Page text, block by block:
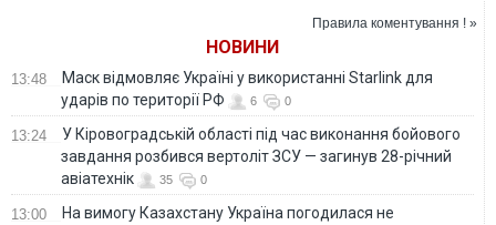
Правила коментування ! »
НОВИНИ
13:48
Маск відмовляє Україні у використанні Starlink для
ударів по території РФ
6 0
13:24
У Кіровоградській області під час виконання бойового
завдання розбився вертоліт ЗСУ — загинув 28-річний
авіатехнік
35 0
13:00
На вимогу Казахстану Україна погодилася не